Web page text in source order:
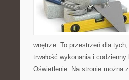
wnętrze. To przestrzeń dla
trwałość wykonania i
Oświetlenie. Na stronie można